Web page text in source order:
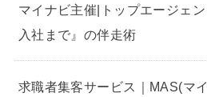
マイナビ主催|トップエージェ
入社まで』の伴走術
求職者集客サービス｜MAS(マ